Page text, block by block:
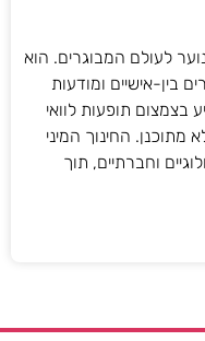
נוער לעולם המבוגרים. הוא
בין-אישיים ומודעות
בצמצום תופעות לוואי
מתוכנן. החינוך המיני
וחברתיים, תוך